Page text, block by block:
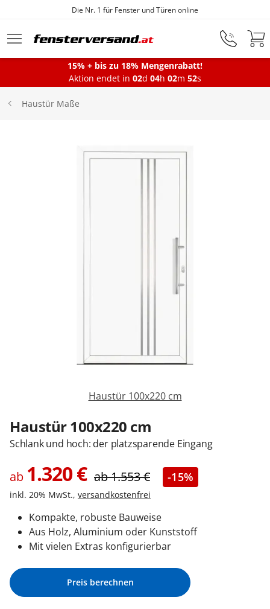
Zum Hauptinhalt springen
Die Nr. 1 für Fenster und Türen online
Fenster
Anmelden / Registrieren
15% + bis zu 18% Mengenrabatt!
Aktion endet in 02d 04h 02m 51s
Haustür Maße
Haustür 100x220 cm
Haustür 100x220 cm
Schlank und hoch: der platzsparende Eingang
ab 1.320€ ab1.553€ -15%
inkl. 20% MwSt., versandkostenfrei
Kompakte, robuste Bauweise
Aus Holz, Aluminium oder Kunststoff
Mit vielen Extras konfigurierbar
Preis berechnen